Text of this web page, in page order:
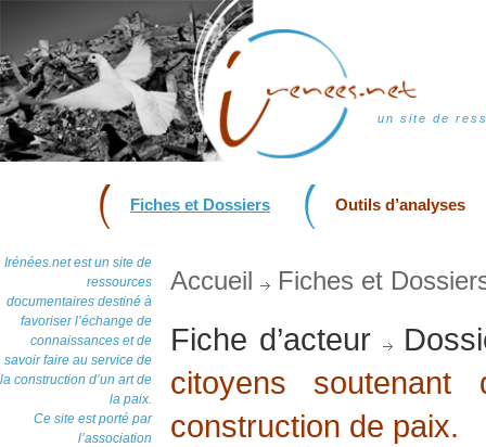
un site de
Fiches et Dossiers Outils d’analyses
Irénées.net est un site de
ressources
documentaires destiné à
favoriser l’échange de
connaissances et de
savoir faire au service de
la construction d’un art de
la paix.
Ce site est porté par
l’association
Accueil Fiches et
Fiche d’acteur
citoyens
construction de paix.